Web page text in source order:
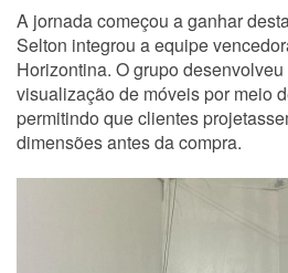
A jornada começou a ganhar
Selton integrou a equipe
Horizontina. O grupo
visualização de móveis por meio
permitindo que clientes
dimensões antes da compra.